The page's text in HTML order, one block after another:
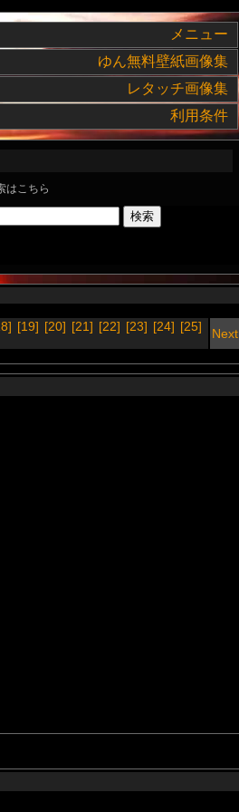
メニュー
ゆん無料壁紙画像集
レタッチ画像集
利用条件
はこちら
[19] [20] [21] [22] [23] [24] [25]
Next